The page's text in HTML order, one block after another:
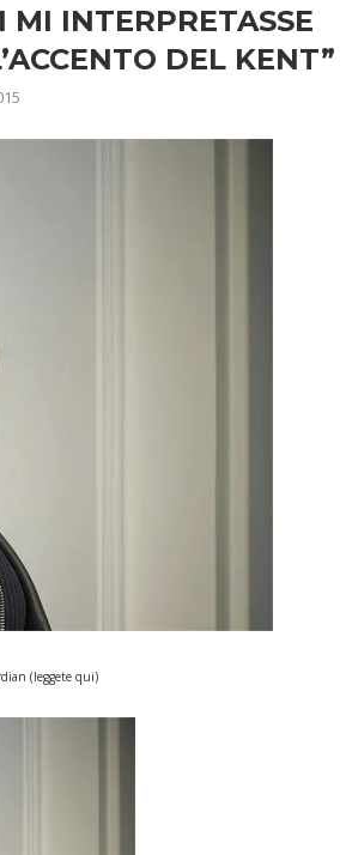
MI INTERPRETASSE
DEL KENT”
(leggetequi)